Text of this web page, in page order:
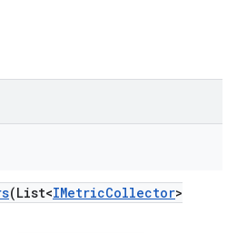
(List<IMetricCollector>